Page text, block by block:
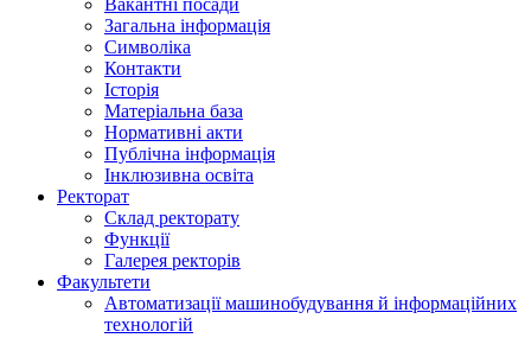
Загальна інформація
Символіка
Контакти
Історія
Матеріальна база
Нормативні акти
Публічна інформація
Інклюзивна освіта
Ректорат
Склад ректорату
Функції
Галерея ректорів
Факультети
Автоматизації машинобудування й інформаційних
технологій